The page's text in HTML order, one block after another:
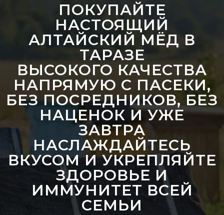
ПОКУПАЙТЕ
НАСТОЯЩИЙ
АЛТАЙСКИЙ МЁД В
ТАРАЗЕ
ВЫСОКОГО КАЧЕСТВА
НАПРЯМУЮ С ПАСЕКИ,
БЕЗ ПОСРЕДНИКОВ, БЕЗ
НАЦЕНОК И УЖЕ
ЗАВТРА
НАСЛАЖДАЙТЕСЬ
ВКУСОМ И УКРЕПЛЯЙТЕ
ЗДОРОВЬЕ И
ИММУНИТЕТ ВСЕЙ
СЕМЬИ